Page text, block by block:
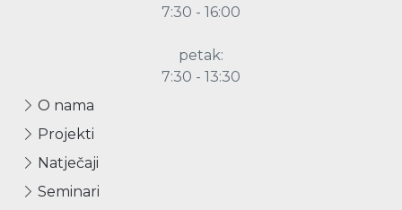
7:30 - 16:00
petak:
7:30 - 13:30
O nama
Projekti
Natječaji
Seminari